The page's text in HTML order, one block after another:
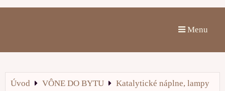
Menu
Úvod VÔNE DO BYTU Katalytické náplne, lampy